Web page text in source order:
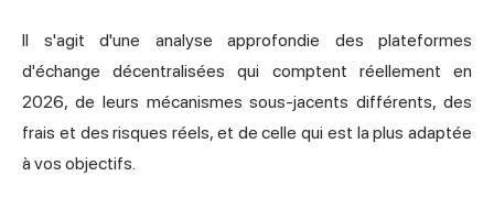
Il s'agit d'une analyse approfondie des plateformes
d'échange décentralisées qui comptent réellement en
2026, de leurs mécanismes sous-jacents différents, des
frais et des risques réels, et de celle qui est la plus adaptée
à vos objectifs.